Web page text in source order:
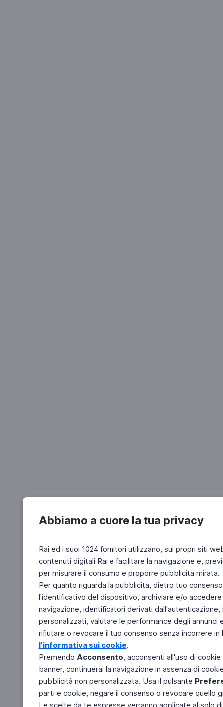
Abbiamo a cuore la tua privacy
Rai ed i suoi 1024 fornitori utilizzano, sui propri siti
contenuti digitali Rai e facilitare la navigazione e,
per misurare il consumo e proporre pubblicità mirata.
Per quanto riguarda la pubblicità, dietro tuo
l'identificativo del dispositivo, archiviare e/o
navigazione, identificatori derivati
personalizzati, valutare le performance degli
rifiutare o revocare il tuo consenso senza incorrere
l'informativa sui cookie.
Premendo Acconsento, acconsenti all'uso di
banner, continuerai la navigazione in assenza di
pubblicità non personalizzata. Usa il pulsante
parti e cookie, negare il consenso o revocare quello
Le scelte da te espresse verranno applicate al solo